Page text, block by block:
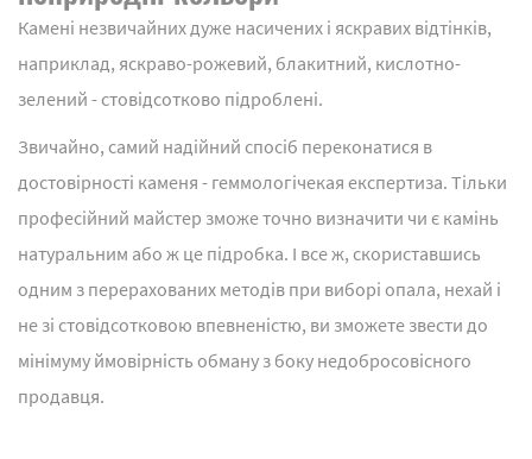
Камені незвичайних дуже насичених і яскравих відтінків,
наприклад, яскраво-рожевий, блакитний, кислотно-
зелений - стовідсотково підроблені.
Звичайно, самий надійний спосіб переконатися в
достовірності каменя - геммологічекая експертиза. Тільки
професійний майстер зможе точно визначити чи є камінь
натуральним або ж це підробка. І все ж, скориставшись
одним з перерахованих методів при виборі опала, нехай і
не зі стовідсотковою впевненістю, ви зможете звести до
мінімуму ймовірність обману з боку недобросовісного
продавця.